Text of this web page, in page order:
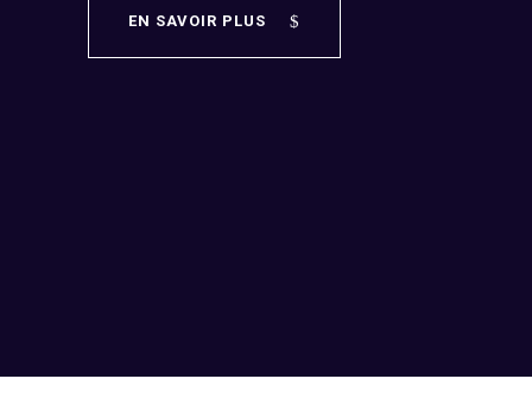
EN SAVOIR PLUS